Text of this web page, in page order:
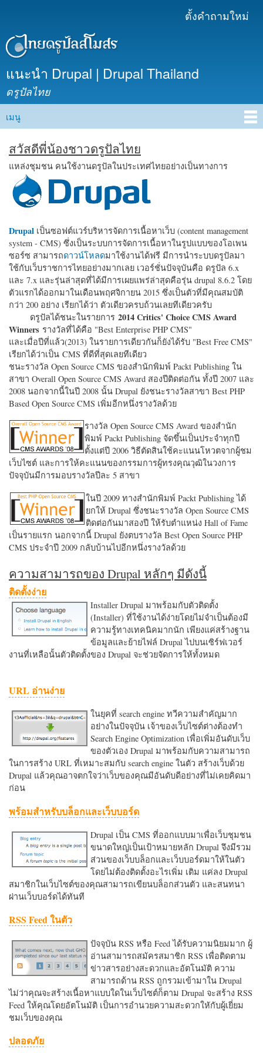
เนื้อหา
ตั้งคำถามใหม่
แนะนำ Drupal | Drupal Thailand
ดรูปัลไทย
Main menu
เมนู
สวัสดีพี่น้องชาวดรูปัลไทย
แหล่งชุมชน คนใช้งานดรูปัลในประเทศไทยอย่างเป็นทางการ
Drupal เป็นซอฟต์แวร์บริหารจัดการเนื้อหาเว็บ (content management
system - CMS) ซึ่งเป็นระบบการจัดการเนื้อหาในรูปแบบของโอเพน
ซอร์ซ สามารถดาวน์โหลดมาใช้งานได้ฟรี มีการนำระบบดรูปัลมา
ใช้กับเว็บราชการไทยอย่างมากเลย เวอร์ชั่นปัจจุบันคือ ดรูปัล 6.x
และ 7.x และรุ่นล่าสุดที่ได้มีการเผยแพร่ล่าสุดคือรุ่น drupal 8.6.2 โดย
ตัวแรกได้ออกมาในเดือนพฤศจิกายน 2015 ซึ่งเป็นตัวที่มีคุณสมบัติ
กว่า 200 อย่าง เรียกได้ว่า ตัวเดียวครบถ้วนเลยทีเดียวครับ
ดรูปัลได้ชนะในรายการ 2014 Critics' Choice CMS Award
Winners รางวัลที่ได้คือ "Best Enterprise PHP CMS"
และเมื่อปีที่แล้ว(2013) ในรายการเดียวกันก็ยังได้รับ "Best Free CMS"
เรียกได้ว่าเป็น CMS ที่ดีที่สุดเลยทีเดียว
ชนะรางวัล Open Source CMS ของสำนักพิมพ์ Packt Publishing ใน
สาขา Overall Open Source CMS Award สองปีติดต่อกัน ทั้งปี 2007 และ
2008 นอกจากนี้ในปี 2008 นั้น Drupal ยังชนะรางวัลสาขา Best PHP
Based Open Source CMS เพิ่มอีกหนึ่งรางวัลด้วย
รางวัล Open Source CMS Award ของสำนัก
พิมพ์ Packt Publishing จัดขึ้นเป็นประจำทุกปี
ตั้งแต่ปี 2006 วิธีตัดสินใช้คะแนนโหวตจากผู้ชม
เว็บไซต์ และการให้คะแนนของกรรมการผู้ทรงคุณวุฒิในวงการ
ปัจจุบันมีการมอบรางวัลปีละ 5 สาขา
ในปี 2009 ทางสำนักพิมพ์ Packt Publishing ได้
ยกให้ Drupal ซึ่งชนะรางวัล Open Source CMS
ติดต่อกันมาสองปี ให้รับตำแหน่ง Hall of Fame
เป็นรายแรก นอกจากนี้ Drupal ยังตบรางวัล Best Open Source PHP
CMS ประจำปี 2009 กลับบ้านไปอีกหนึ่งรางวัลด้วย
ความสามารถของ Drupal หลักๆ มีดังนี้
ติดตั้งง่าย
Installer Drupal มาพร้อมกับตัวติดตั้ง
(Installer) ที่ใช้งานได้ง่ายโดยไม่จำเป็นต้องมี
ความรู้ทางเทคนิคมากนัก เพียงแค่สร้างฐาน
ข้อมูลและย้ายไฟล์ Drupal ไปบนเซิร์ฟเวอร์
งานที่เหลือนั้นตัวติดตั้งของ Drupal จะช่วยจัดการให้ทั้งหมด
URL อ่านง่าย
ในยุคที่ search engine ทวีความสำคัญมาก
อย่างในปัจจุบัน เจ้าของเว็บไซต์ต่างต้องทำ
Search Engine Optimization เพื่อเพิ่มอันดับเว็บ
ของตัวเอง Drupal มาพร้อมกับความสามารถ
ในการสร้าง URL ที่เหมาะสมกับ search engine ในตัว สร้างเว็บด้วย
Drupal แล้วคุณอาจตกใจว่าเว็บของคุณมีอันดับดีอย่างที่ไม่เคยคิดมา
ก่อน
พร้อมสำหรับบล็อกและเว็บบอร์ด
Drupal เป็น CMS ที่ออกแบบมาเพื่อเว็บชุมชน
ขนาดใหญ่เป็นเป้าหมายหลัก Drupal จึงมีรวม
ส่วนของเว็บบล็อกและเว็บบอร์ดมาให้ในตัว
โดยไม่ต้องติดตั้งอะไรเพิ่ม เติม แค่ลง Drupal
สมาชิกในเว็บไซต์ของคุณสามารถเขียนบล็อกส่วนตัว และสนทนา
ผ่านเว็บบอร์ดได้ทันที
RSS Feed ในตัว
ปัจจุบัน RSS หรือ Feed ได้รับความนิยมมาก ผู้
อ่านสามารถสมัครสมาชิก RSS เพื่อติดตาม
ข่าวสารอย่างสะดวกและอัตโนมัติ ความ
สามารถด้าน RSS ถูกรวมเข้ามาใน Drupal
ไม่ว่าคุณจะสร้างเนื้อหาแบบใดในเว็บไซต์ก็ตาม Drupal จะสร้าง RSS
Feed ให้คุณโดยอัตโนมัติ เป็นการอำนวยความสะดวกใหักับผู้เยี่ยม
ชมเว็บของคุณ
ปลอดภัย